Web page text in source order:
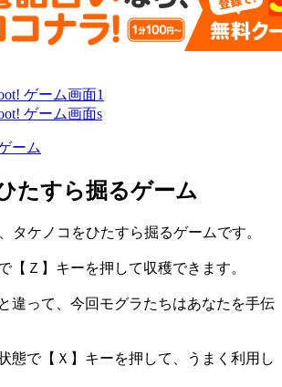
ーム
たすら掘るゲーム
タケノコをひたすら掘るゲームです。
【Ｚ】キーを押して収穫できます。
違って、今回モグラたちはあなたを手伝
態で【Ｘ】キーを押して、うまく利用し